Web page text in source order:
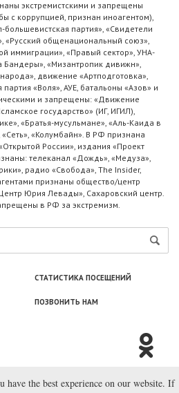
экстремистскими и запрещены
с коррупцией, признан иноагентом),
партия», «Свидетели
«Русский общенациональный союз»,
иммиграции», «Правый сектор», УНА-
Бандеры», «Мизантропик дивижн»,
движение «Артподготовка»,
«Воля», АУЕ, батальоны «Азов» и
и запрещены: «Движение
государство» (ИГ, ИГИЛ),
«Братья-мусульмане», «Аль-Каида в
«Колумбайн». В РФ признана
России», издания «Проект
телеканал «Дождь», «Медуза»,
радио «Свобода», The Insider,
признаны общество/центр
Юрия Левады», Сахаровский центр.
в РФ за экстремизм.
СТАТИСТИКА ПОСЕЩЕНИЙ
ПОЗВОНИТЬ НАМ
Новоcтей», 2003—2026.
have the best experience on our website. If